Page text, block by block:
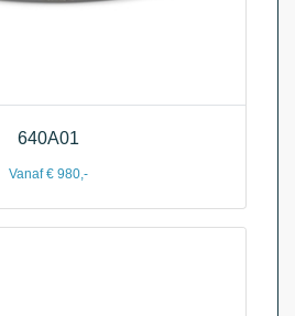
640A01
Vanaf € 980,-